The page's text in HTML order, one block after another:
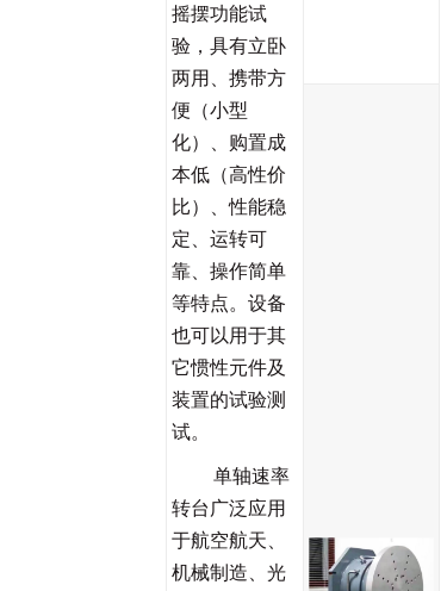
摇摆功能试
验，具有立卧
两用、携带方
便（小型
化）、购置成
本低（高性价
比）、性能稳
定、运转可
靠、操作简单
等特点。设备
也可以用于其
它惯性元件及
装置的试验测
试。
单轴速率
转台广泛应用
于航空航天、
机械制造、光